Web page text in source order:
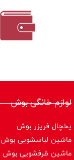
لوازم خانگی بوش
یخچال فریزر بوش
ماشین لباسشویی بوش
ماشین ظرفشویی بوش